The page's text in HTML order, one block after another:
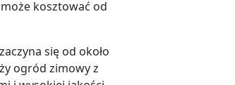
kosztować od
się od około
ogród zimowy z